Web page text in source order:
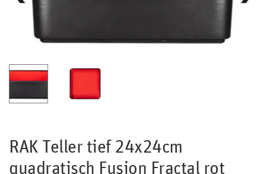
RAK Teller tief 24x24cm
quadratisch Fusion Fractal rot